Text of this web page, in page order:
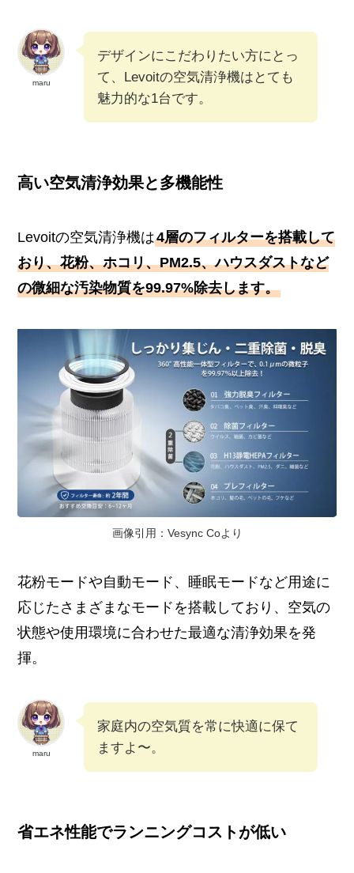
maru
デザインにこだわりたい方にとっ
て、Levoitの空気清浄機はとても
魅力的な1台です。
高い空気清浄効果と多機能性
Levoitの空気清浄機は4層のフィルターを搭載して
おり、花粉、ホコリ、PM2.5、ハウスダストなど
の微細な汚染物質を99.97%除去します。
画像引用：Vesync Coより
花粉モードや自動モード、睡眠モードなど用途に
応じたさまざまなモードを搭載しており、空気の
状態や使用環境に合わせた最適な清浄効果を発
揮。
maru
家庭内の空気質を常に快適に保て
ますよ〜。
省エネ性能でランニングコストが低い